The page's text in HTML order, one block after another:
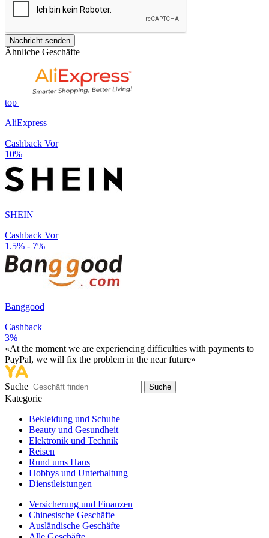
Nachricht senden
Ähnliche Geschäfte
top
AliExpress
Cashback Vor
10%
SHEIN
Cashback Vor
1.5% - 7%
Banggood
Cashback
3%
«At the moment we are experiencing difficulties with payments to
PayPal, we will fix the problem in the near future»
Suche Suche
Kategorie
Bekleidung und Schuhe
Beauty und Gesundheit
Elektronik und Technik
Reisen
Rund ums Haus
Hobbys und Unterhaltung
Dienstleistungen
Versicherung und Finanzen
Chinesische Geschäfte
Ausländische Geschäfte